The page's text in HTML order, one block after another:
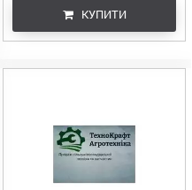
КУПИТИ